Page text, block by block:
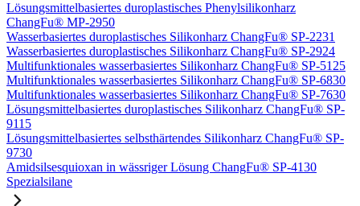
Lösungsmittelbasiertes duroplastisches Phenylsilikonharz
ChangFu® MP-2950
Wasserbasiertes duroplastisches Silikonharz ChangFu® SP-2231
Wasserbasiertes duroplastisches Silikonharz ChangFu® SP-2924
Multifunktionales wasserbasiertes Silikonharz ChangFu® SP-5125
Multifunktionales wasserbasiertes Silikonharz ChangFu® SP-6830
Multifunktionales wasserbasiertes Silikonharz ChangFu® SP-7630
Lösungsmittelbasiertes duroplastisches Silikonharz ChangFu® SP-
9115
Lösungsmittelbasiertes selbsthärtendes Silikonharz ChangFu® SP-
9730
Amidsilsesquioxan in wässriger Lösung ChangFu® SP-4130
Spezialsilane